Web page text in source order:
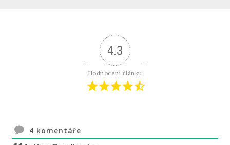
4.3
Hodnocení článku
4 komentáře